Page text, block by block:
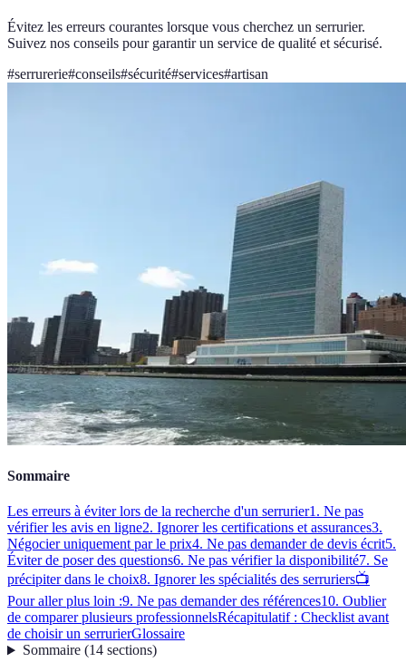
Évitez les erreurs courantes lorsque vous cherchez un serrurier.
Suivez nos conseils pour garantir un service de qualité et sécurisé.
#serrurerie#conseils#sécurité#services#artisan
Sommaire
Les erreurs à éviter lors de la recherche d'un serrurier1. Ne pas
vérifier les avis en ligne2. Ignorer les certifications et assurances3.
Négocier uniquement par le prix4. Ne pas demander de devis écrit5.
Éviter de poser des questions6. Ne pas vérifier la disponibilité7. Se
précipiter dans le choix8. Ignorer les spécialités des serruriers📺
Pour aller plus loin :9. Ne pas demander des références10. Oublier
de comparer plusieurs professionnelsRécapitulatif : Checklist avant
de choisir un serrurierGlossaire
Sommaire(14 sections)